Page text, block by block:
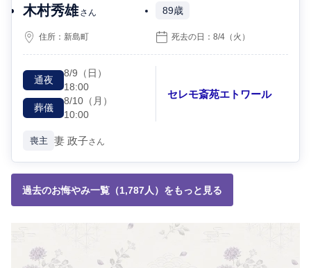
木村秀雄 さん 89歳
住所： 新島町 死去の日：8/4 （火）
通夜
8/9 （日）
18:00
葬儀
8/10 （月）
10:00
セレモ斎苑エトワール
喪主 妻 政子さん
過去のお悔やみ一覧（1,787人）をもっと見る